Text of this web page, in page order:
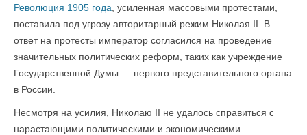
Революция 1905 года , усиленная массовыми протестами,
поставила под угрозу авторитарный режим Николая II. В
ответ на протесты император согласился на проведение
значительных политических реформ, таких как учреждение
Государственной Думы — первого представительного органа
в России.
Несмотря на усилия, Николаю II не удалось справиться с
нарастающими политическими и экономическими